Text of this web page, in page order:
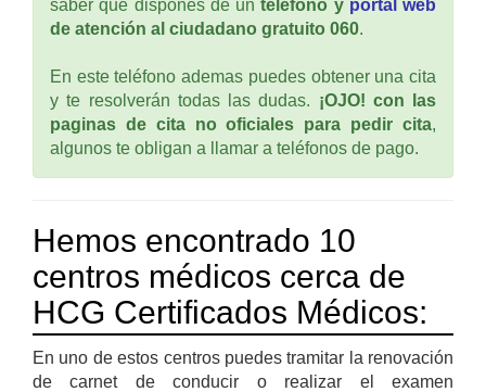
saber que dispones de unteléfono y portal web
de atención al ciudadano gratuito 060.
En este teléfono ademas puedes obtener una cita
y te resolverán todas las dudas. ¡OJO! con las
paginas de cita no oficiales para pedir cita,
algunos te obligan a llamar a teléfonos de pago.
Hemos encontrado 10
centros médicos cerca de
HCG Certificados Médicos:
En uno de estos centros puedes tramitar la renovación
de carnet de conducir o realizar el examen